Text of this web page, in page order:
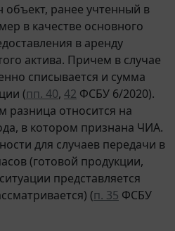
объект, ранее учтенный в
в качестве основного
в аренду
актива. Причем в случае
списывается и сумма
(пп. 40, 42 ФСБУ 6/2020).
относится на
в котором признана ЧИА.
для случаев передачи в
(готовой продукции,
представляется
(п. 35 ФСБУ